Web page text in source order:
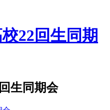
22回生同期
生同期会